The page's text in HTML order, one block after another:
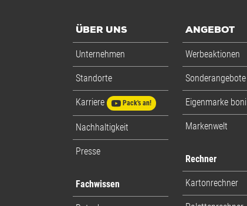
ÜBER UNS
Unternehmen
Standorte
Karriere Pack's an!
Nachhaltigkeit
Presse
Fachwissen
ANGEBOT
Werbeaktionen
Sonderangebote
Eigenmarke boni
Markenwelt
Rechner
Kartonrechner